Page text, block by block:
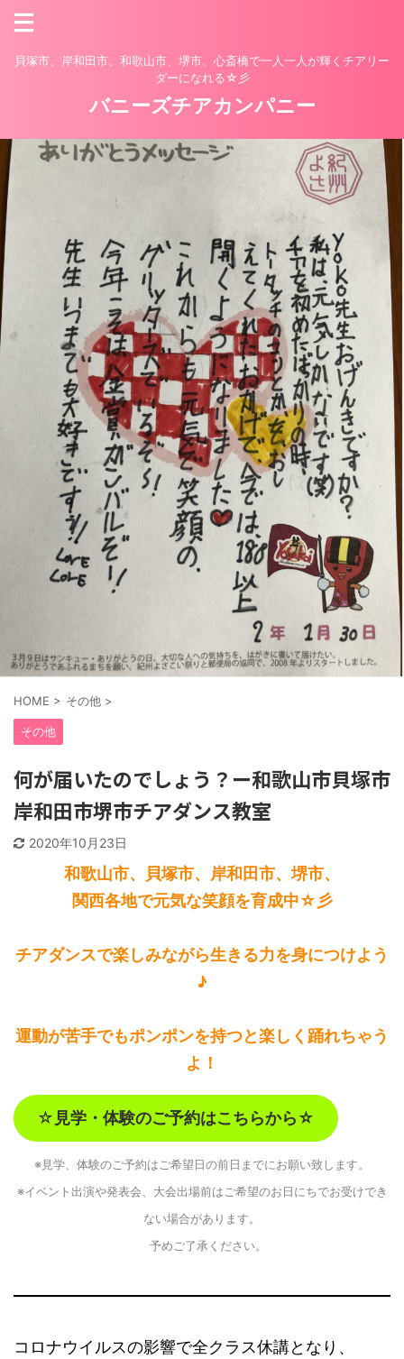
貝塚市、岸和田市、和歌山市、堺市、心斎橋で一人一人が輝くチアリー
ダーになれる☆彡
バニーズチアカンパニー
HOME > その他 >
その他
何が届いたのでしょう？ー和歌山市貝塚市
岸和田市堺市チアダンス教室
2020年10月23日
和歌山市、貝塚市、岸和田市、堺市、
関西各地で元気な笑顔を育成中☆彡
チアダンスで楽しみながら生きる力を身につけよう
♪
運動が苦手でもポンポンを持つと楽しく踊れちゃう
よ！
☆ 見学・体験のご予約はこちらから☆
※見学、体験のご予約はご希望日の前日までにお願い致します。
※イベント出演や発表会、大会出場前はご希望のお日にちでお受けでき
ない場合があります。
予めご了承ください。
コロナウイルスの影響で全クラス休講となり、